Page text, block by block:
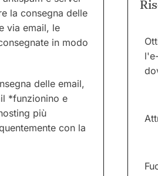
la consegna delle
via email, le
in modo
delle email,
*funzionino e
più
con la